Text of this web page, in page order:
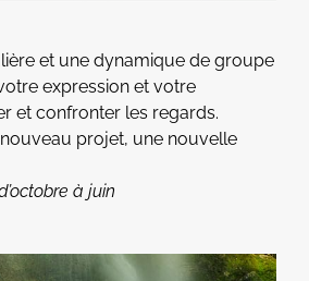
et une dynamique de groupe
expression et votre
et confronter les regards.
projet, une nouvelle
à juin